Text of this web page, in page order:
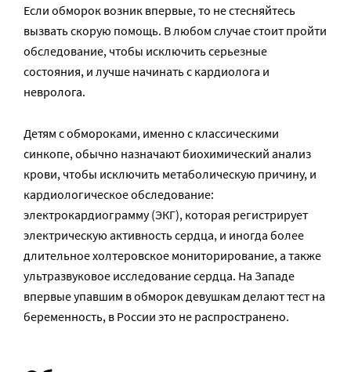
Если обморок возник впервые, то не стесняйтесь
вызвать скорую помощь. В любом случае стоит пройти
обследование, чтобы исключить серьезные
состояния, и лучше начинать с кардиолога и
невролога.
Детям с обмороками, именно с классическими
синкопе, обычно назначают биохимический анализ
крови, чтобы исключить метаболическую причину, и
кардиологическое обследование:
электрокардиограмму (ЭКГ), которая регистрирует
электрическую активность сердца, и иногда более
длительное холтеровское мониторирование, а также
ультразвуковое исследование сердца. На Западе
впервые упавшим в обморок девушкам делают тест на
беременность, в России это не распространено.